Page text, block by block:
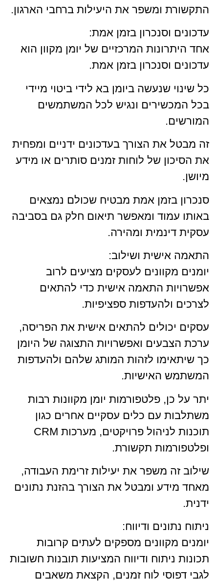
התקשורת ומשפר את היעילות ברחבי הארגון.
עדכונים וסנכרון בזמן אמת:
אחד היתרונות המרכזיים של יומן מקוון הוא
עדכונים וסנכרון בזמן אמת.
כל שינוי שנעשה ביומן בא לידי ביטוי מיידי
בכל המכשירים ונגיש לכל המשתמשים
המורשים.
זה מבטל את הצורך בעדכונים ידניים ומפחית
את הסיכון של לוחות זמנים סותרים או מידע
מיושן.
סנכרון בזמן אמת מבטיח שכולם נמצאים
באותו עמוד ומאפשר תיאום חלק גם בסביבה
עסקית דינמית ומהירה.
התאמה אישית ושילוב:
יומנים מקוונים לעסקים מציעים לרוב
אפשרויות התאמה אישית כדי להתאים
לצרכים ולהעדפות ספציפיות.
עסקים יכולים להתאים אישית את הפריסה,
ערכת הצבעים ואפשרויות התצוגה של היומן
כך שיתאימו לזהות המותג שלהם ולהעדפות
המשתמש האישיות.
יתר על כן, פלטפורמות יומן מקוונות רבות
משתלבות עם כלים עסקיים אחרים כגון
תוכנות לניהול פרויקטים, מערכות CRM
ופלטפורמות תקשורת.
שילוב זה משפר את יעילות זרימת העבודה,
מאחד מידע ומבטל את הצורך בהזנת נתונים
ידנית.
ניתוח נתונים ודיווח:
יומנים מקוונים מספקים לעתים קרובות
תכונות ניתוח ודיווח המציעות תובנות חשובות
לגבי דפוסי לוח זמנים, הקצאת משאבים